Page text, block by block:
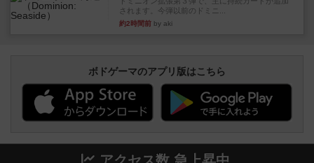
されます。今弾以前のドミニ...
約2時間前 by aki
ボドゲーマのアプリ版はこちら